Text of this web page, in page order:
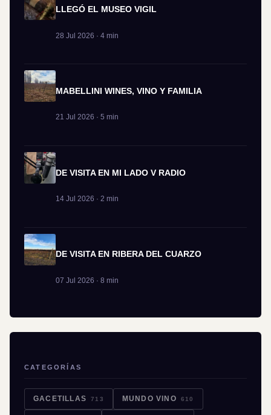
LLEGÓ EL MUSEO VIGIL
28 Jul 2026 · 4 min
MABELLINI WINES, VINO Y FAMILIA
21 Jul 2026 · 5 min
DE VISITA EN MI LADO V RADIO
14 Jul 2026 · 2 min
DE VISITA EN RIBERA DEL CUARZO
07 Jul 2026 · 8 min
CATEGORÍAS
GACETILLAS 713 MUNDO VINO 610